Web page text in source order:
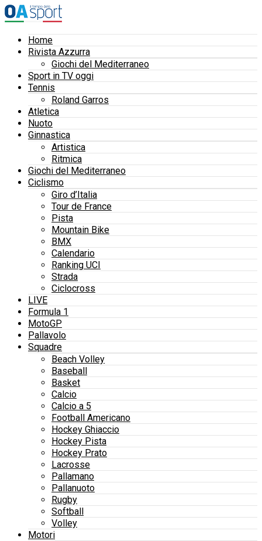
Home
Rivista Azzurra
Giochi del Mediterraneo
Sport in TV oggi
Tennis
Roland Garros
Atletica
Nuoto
Ginnastica
Artistica
Ritmica
Giochi del Mediterraneo
Ciclismo
Giro d’Italia
Tour de France
Pista
Mountain Bike
BMX
Calendario
Ranking UCI
Strada
Ciclocross
LIVE
Formula 1
MotoGP
Pallavolo
Squadre
Beach Volley
Baseball
Basket
Calcio
Calcio a 5
Football Americano
Hockey Ghiaccio
Hockey Pista
Hockey Prato
Lacrosse
Pallamano
Pallanuoto
Rugby
Softball
Volley
Motori